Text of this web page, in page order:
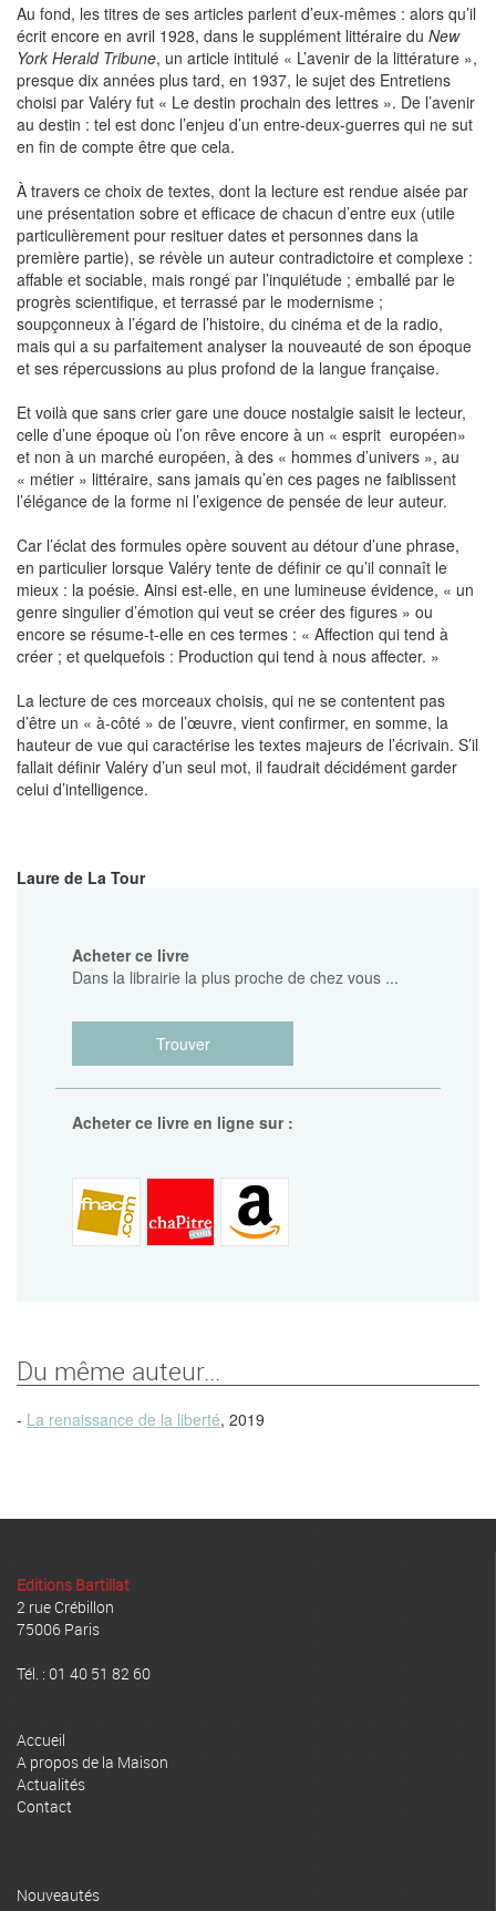
Au fond, les titres de ses articles parlent d’eux-mêmes : alors qu’il
écrit encore en avril 1928, dans le supplément littéraire du New
York Herald Tribune, un article intitulé « L’avenir de la littérature »,
presque dix années plus tard, en 1937, le sujet des Entretiens
choisi par Valéry fut « Le destin prochain des lettres ». De l’avenir
au destin : tel est donc l’enjeu d’un entre-deux-guerres qui ne sut
en fin de compte être que cela.
À travers ce choix de textes, dont la lecture est rendue aisée par
une présentation sobre et efficace de chacun d’entre eux (utile
particulièrement pour resituer dates et personnes dans la
première partie), se révèle un auteur contradictoire et complexe :
affable et sociable, mais rongé par l’inquiétude ; emballé par le
progrès scientifique, et terrassé par le modernisme ;
soupçonneux à l’égard de l’histoire, du cinéma et de la radio,
mais qui a su parfaitement analyser la nouveauté de son époque
et ses répercussions au plus profond de la langue française.
Et voilà que sans crier gare une douce nostalgie saisit le lecteur,
celle d’une époque où l’on rêve encore à un « esprit européen»
et non à un marché européen, à des « hommes d’univers », au
« métier » littéraire, sans jamais qu’en ces pages ne faiblissent
l’élégance de la forme ni l’exigence de pensée de leur auteur.
Car l’éclat des formules opère souvent au détour d’une phrase,
en particulier lorsque Valéry tente de définir ce qu’il connaît le
mieux : la poésie. Ainsi est-elle, en une lumineuse évidence, « un
genre singulier d’émotion qui veut se créer des figures » ou
encore se résume-t-elle en ces termes : « Affection qui tend à
créer ; et quelquefois : Production qui tend à nous affecter. »
La lecture de ces morceaux choisis, qui ne se contentent pas
d’être un « à-côté » de l’œuvre, vient confirmer, en somme, la
hauteur de vue qui caractérise les textes majeurs de l’écrivain. S’il
fallait définir Valéry d’un seul mot, il faudrait décidément garder
celui d’intelligence.
Laure de La Tour
Acheter ce livre
Dans la librairie la plus proche de chez vous ...
Trouver
Acheter ce livre en ligne sur :
Du même auteur...
- La renaissance de la liberté, 2019
Editions Bartillat
2 rue Crébillon
75006 Paris
Tél. : 01 40 51 82 60
Accueil
A propos de la Maison
Actualités
Contact
Nouveautés